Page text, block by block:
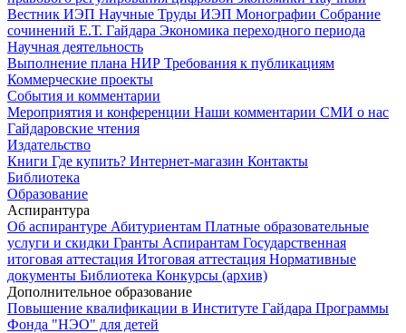
Вестник ИЭП Научные Труды ИЭП Монографии Собрание
сочинений Е.Т. Гайдара Экономика переходного периода
Научная деятельность
Выполнение плана НИР Требования к публикациям
Коммерческие проекты
События и комментарии
Мероприятия и конференции Наши комментарии СМИ о нас
Гайдаровские чтения
Издательство
Книги Где купить? Интернет-магазин Контакты
Библиотека
Образование
Аспирантура
Об аспирантуре Абитуриентам Платные образовательные
услуги и скидки Гранты Аспирантам Государственная
итоговая аттестация Итоговая аттестация Нормативные
документы Библиотека Конкурсы (архив)
Дополнительное образование
Повышение квалификации в Институте Гайдара Программы
Фонда "НЭО" для детей